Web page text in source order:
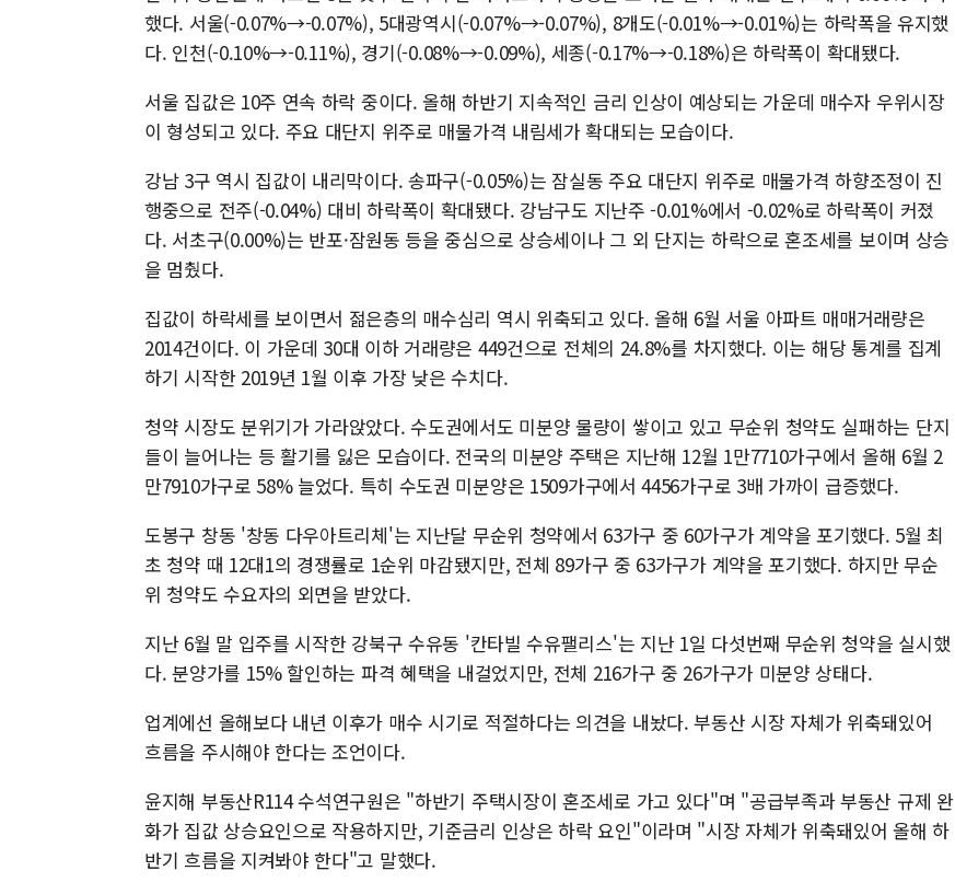
했다. 서울(-0.07%→-0.07%), 5대광역시(-0.07%→-0.07%), 8개도(-0.01%→-0.01%)는 하락폭을 유지했
다. 인천(-0.10%→-0.11%), 경기(-0.08%→-0.09%), 세종(-0.17%→-0.18%)은 하락폭이 확대됐다.
서울 집값은 10주 연속 하락 중이다. 올해 하반기 지속적인 금리 인상이 예상되는 가운데 매수자 우위시장
이 형성되고 있다. 주요 대단지 위주로 매물가격 내림세가 확대되는 모습이다.
강남 3구 역시 집값이 내리막이다. 송파구(-0.05%)는 잠실동 주요 대단지 위주로 매물가격 하향조정이 진
행중으로 전주(-0.04%) 대비 하락폭이 확대됐다. 강남구도 지난주 -0.01%에서 -0.02%로 하락폭이 커졌
다. 서초구(0.00%)는 반포·잠원동 등을 중심으로 상승세이나 그 외 단지는 하락으로 혼조세를 보이며 상승
을 멈췄다.
집값이 하락세를 보이면서 젊은층의 매수심리 역시 위축되고 있다. 올해 6월 서울 아파트 매매거래량은
2014건이다. 이 가운데 30대 이하 거래량은 449건으로 전체의 24.8%를 차지했다. 이는 해당 통계를 집계
하기 시작한 2019년 1월 이후 가장 낮은 수치다.
청약 시장도 분위기가 가라앉았다. 수도권에서도 미분양 물량이 쌓이고 있고 무순위 청약도 실패하는 단지
들이 늘어나는 등 활기를 잃은 모습이다. 전국의 미분양 주택은 지난해 12월 1만7710가구에서 올해 6월 2
만7910가구로 58% 늘었다. 특히 수도권 미분양은 1509가구에서 4456가구로 3배 가까이 급증했다.
도봉구 창동 '창동 다우아트리체'는 지난달 무순위 청약에서 63가구 중 60가구가 계약을 포기했다. 5월 최
초 청약 때 12대1의 경쟁률로 1순위 마감됐지만, 전체 89가구 중 63가구가 계약을 포기했다. 하지만 무순
위 청약도 수요자의 외면을 받았다.
지난 6월 말 입주를 시작한 강북구 수유동 '칸타빌 수유팰리스'는 지난 1일 다섯번째 무순위 청약을 실시했
다. 분양가를 15% 할인하는 파격 혜택을 내걸었지만, 전체 216가구 중 26가구가 미분양 상태다.
업계에선 올해보다 내년 이후가 매수 시기로 적절하다는 의견을 내놨다. 부동산 시장 자체가 위축돼있어
흐름을 주시해야 한다는 조언이다.
윤지해 부동산R114 수석연구원은 "하반기 주택시장이 혼조세로 가고 있다"며 "공급부족과 부동산 규제 완
화가 집값 상승요인으로 작용하지만, 기준금리 인상은 하락 요인"이라며 "시장 자체가 위축돼있어 올해 하
반기 흐름을 지켜봐야 한다"고 말했다.